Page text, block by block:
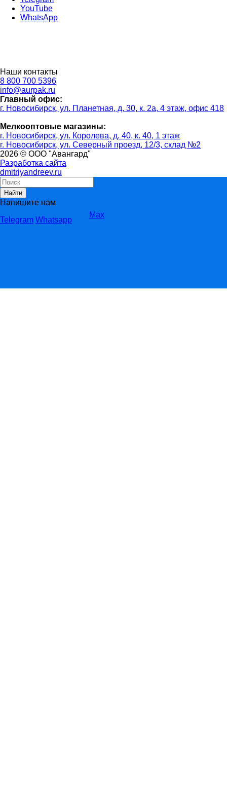
YouTube
WhatsApp
Наши контакты
8 800 700 5396
info@aurpak.ru
Главный офис:
г. Новосибирск, ул. Планетная, д. 30, к. 2а, 4 этаж, офис 418
Мелкооптовые магазины:
г. Новосибирск, ул. Королева, д. 40, к. 40, 1 этаж
г. Новосибирск, ул. Северный проезд, 12/3, ​склад №2
2026 © ООО "Авангард"
Разработка сайта
dmitriyandreev.ru
Найти
Напишите нам
Telegram Whatsapp
Max